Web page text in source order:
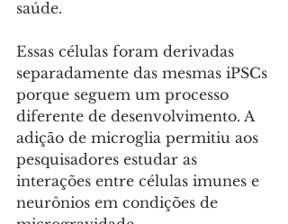
saúde.
Essas células foram derivadas
separadamente das mesmas iPSCs
porque seguem um processo
diferente de desenvolvimento. A
adição de microglia permitiu aos
pesquisadores estudar as
interações entre células imunes e
neurônios em condições de